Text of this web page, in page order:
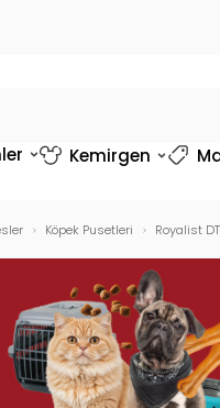
Kemirgen
Köpek Pusetleri Royalist